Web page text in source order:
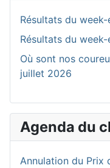
Résultats du
Résultats du
Où sont nos
juillet 2026
Agenda du
Annulation du Prix